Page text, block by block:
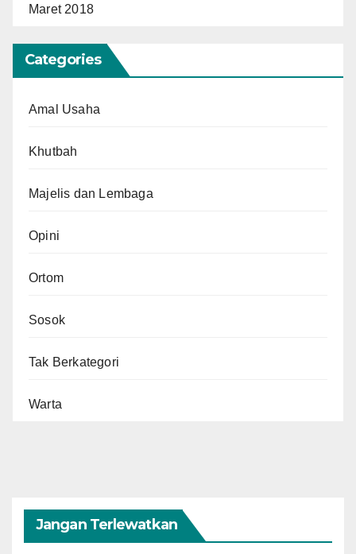
Maret 2018
Categories
Amal Usaha
Khutbah
Majelis dan Lembaga
Opini
Ortom
Sosok
Tak Berkategori
Warta
Jangan Terlewatkan